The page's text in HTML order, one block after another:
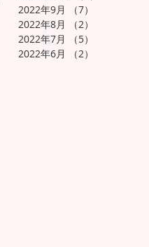
2022年9月
（7）
2022年8月
（2）
2022年7月
（5）
2022年6月
（2）